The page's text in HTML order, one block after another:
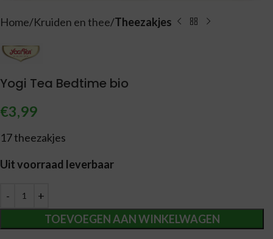
Home Kruiden en thee Theezakjes
Yogi Tea Bedtime bio
€3,99
17 theezakjes
Uit voorraad leverbaar
TOEVOEGEN AAN WINKELWAGEN
Alternative: